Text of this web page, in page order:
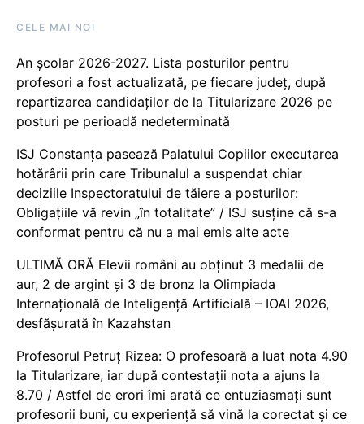
CELE MAI NOI
An școlar 2026-2027. Lista posturilor pentru
profesori a fost actualizată, pe fiecare județ, după
repartizarea candidaților de la Titularizare 2026 pe
posturi pe perioadă nedeterminată
ISJ Constanța pasează Palatului Copiilor executarea
hotărârii prin care Tribunalul a suspendat chiar
deciziile Inspectoratului de tăiere a posturilor:
Obligațiile vă revin „în totalitate” / ISJ susține că s-a
conformat pentru că nu a mai emis alte acte
ULTIMĂ ORĂ Elevii români au obținut 3 medalii de
aur, 2 de argint și 3 de bronz la Olimpiada
Internațională de Inteligență Artificială – IOAI 2026,
desfășurată în Kazahstan
Profesorul Petruț Rizea: O profesoară a luat nota 4.90
la Titularizare, iar după contestații nota a ajuns la
8.70 / Astfel de erori îmi arată ce entuziasmați sunt
profesorii buni, cu experiență să vină la corectat și ce